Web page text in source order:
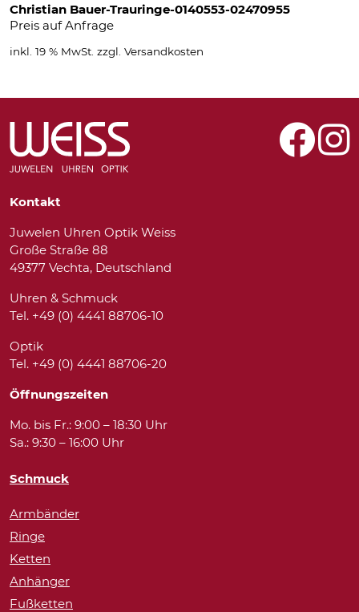
Christian Bauer-Trauringe-0140553-02470955
Preis auf Anfrage
inkl. 19 % MwSt. zzgl. Versandkosten
Kontakt
Juwelen Uhren Optik Weiss
Große Straße 88
49377 Vechta, Deutschland
Uhren & Schmuck
Tel. +49 (0) 4441 88706-10
Optik
Tel. +49 (0) 4441 88706-20
Öffnungszeiten
Mo. bis Fr.: 9:00 – 18:30 Uhr
Sa.: 9:30 – 16:00 Uhr
Schmuck
Armbänder
Ringe
Ketten
Anhänger
Fußketten